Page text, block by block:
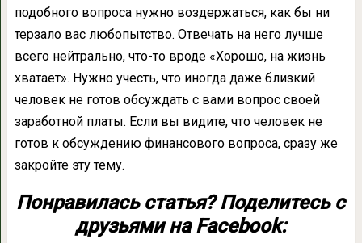
подобного вопроса нужно воздержаться, как бы ни
терзало вас любопытство. Отвечать на него лучше
всего нейтрально, что-то вроде «Хорошо, на жизнь
хватает». Нужно учесть, что иногда даже близкий
человек не готов обсуждать с вами вопрос своей
заработной платы. Если вы видите, что человек не
готов к обсуждению финансового вопроса, сразу же
закройте эту тему.
Понравилась статья? Поделитесь с
друзьями на Facebook: